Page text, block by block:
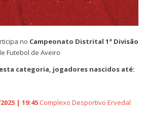
no Campeonato Distrital 1ª Divisão
Futebol de Aveiro
categoria, jogadores nascidos até:
| 19:45Complexo Desportivo Ervedal